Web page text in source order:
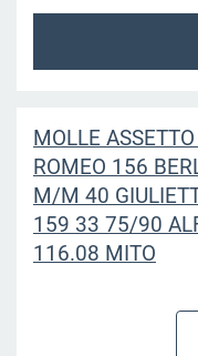
MOLLE
ROMEO 156
M/M 40
159 33 75/90
116.08 MITO